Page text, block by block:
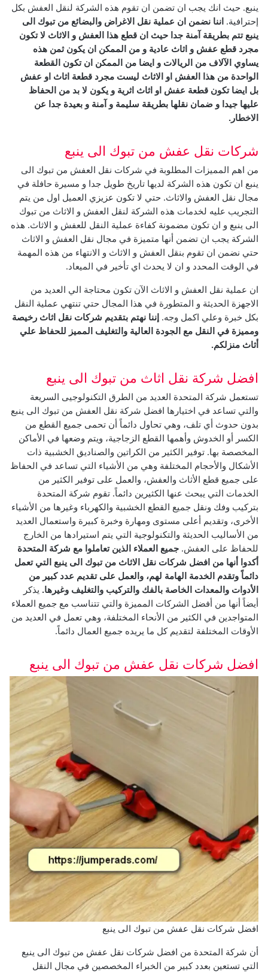
ينبع. حيث انك يجب ان تضمن ان تقوم هذه الشركة لنقل العفش بكل
إحترافية. اننا نضمن ان عملية نقل الاغراض والبضائع من تبوك الى
ينبع تتم بطريقة آمنة جدا حيث ان قطع هذا العفش و الاثاث لا تكون
مجرد قطع عفش و اثاث عادية و من الممكن ان يكون ثمن هذه
يساوي الآلاف من الريالات و ايضا من الممكن ان تكون القطعة
الواحدة من هذا العفش او الاثاث ليست مجرد قطعة اثاث او عفش
بل ايضا تكون قطعة عفش او اثاث اثرية و يكون لا بد من الحفاظ
عليها جيدا و ضمان نقلها بطريقة سليمة و آمنة و بعيدة جدا عن
الاخطار.
شركات نقل عفش من تبوك الى ينبع
من اهم المميزات المطلوبة في شركات نقل العفش من تبوك الى
ينبع ان تكون هذه الشركة لديها تاريخ طويل جدا و مسيرة حافلة في
مجال نقل العفش والاثاث. حتي لا تكون عزيزي العميل اول من يتم
التجريب عليه لخدمات هذه الشركة لنقل العفش و الاثاث من تبوك
الى ينبع و ان تكون مضمونة كفاءة عملية النقل للعفش و الاثاث. هذه
الشركة يجب ان تضمن أنها متميزة في مجال نقل العفش و الاثاث
حتي نضمن ان تقوم بنقل العفش و الاثاث و الانتهاء من هذه المهمة
في الوقت المحدد و ان لا يحدث اي تأخير في الميعاد.
ان عملية نقل العفش و الاثاث الآن تكون محتاجة الي العديد من
الاجهزة الحديثة و المتطورة في هذا المجال حتي تنتهي عملية النقل
بكل خبرة وعلي اكمل وجه. إننا نهتم بتقديم شركات نقل اثاث رخيصة
ومميزة في النقل مع الجودة العالية والتغليف المميز للحفاظ علي
أثاث منزلكم.
افضل شركة نقل اثاث من تبوك الى ينبع
تستعمل شركة المتحدة العديد من الطرق التكنولوجيى السريعة
والتي تساعد في اختيارها افضل شركة نقل العفش من تبوك الى ينبع
بدون حدوث أي تلف، وهي تحاول دائماً أن تحمى جميع القطع من
الكسر أو الخدوش وأهمها القطع الزجاجية، ويتم وضعها في الأماكن
المخصصة بها. توفير الكثير من الكراتين والصناديق الخشبية ذات
الأشكال والأحجام المختلفة وهي من الأشياء التي تساعد في الحفاظ
على جميع قطع الأثاث والعفش، والعمل على توفير الكثير من
الخدمات التي يبحث عنها الكثيرين دائماً. تقوم شركة المتحدة
بتركيب وفك ونقل جميع القطع الخشبية والكهرباء وغيرها من الأشياء
الأخرى، وتقديم أعلى مستوى ومهارة وخبرة كبيرة واستعمال العديد
من الأساليب الحديثة والتكنولوجية التي يتم استيرادها من الخارج
للحفاظ على العفش. جميع العملاء الذين تعاملوا مع شركة المتحدة
أكدوا أنها من افضل شركات نقل الاثاث من تبوك الى ينبع التي تعمل
دائماً وتقدم الخدمة الهامة لهم، والعمل على تقديم عدد كبير من
الأدوات والمعدات الخاصة بالفك والتركيب والتغليف وغيرها. يذكر
أيضاً أنها من أفضل الشركات المميزة والتي تتناسب مع جميع العملاء
المتواجدين في الكثير من الأنحاء المختلفة، وهي تعمل في العديد من
الأوقات المختلفة لتقديم كل ما يريده جميع العمال دائماً.
افضل شركات نقل عفش من تبوك الى ينبع
افضل شركات نقل عفش من تبوك الى ينبع
أن شركة المتحدة من افضل شركات نقل عفش من تبوك الى ينبع
التي تستعين بعدد كبير من الخبراء المخصصين في مجال النقل